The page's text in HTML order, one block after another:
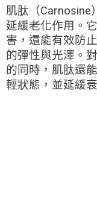
肌肽（Carnosine
延緩老化作用。
害，還能有效防
的彈性與光澤。
的同時，肌肽還
輕狀態，並延緩